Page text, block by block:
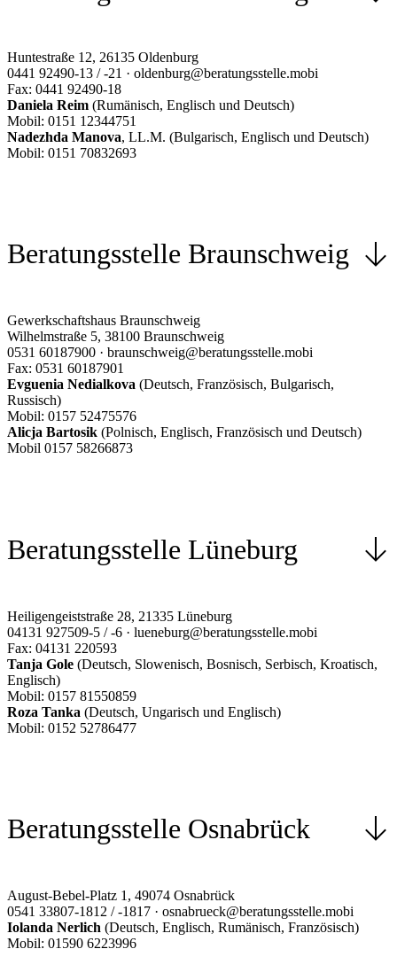
Huntestraße 12, 26135 Oldenburg
0441 92490-13 / -21 · oldenburg@beratungsstelle.mobi
Fax: 0441 92490-18
Daniela Reim (Rumänisch, Englisch und Deutsch)
Mobil: 0151 12344751
Nadezhda Manova, LL.M. (Bulgarisch, Englisch und Deutsch)
Mobil: 0151 70832693
Beratungsstelle Braunschweig
Gewerkschaftshaus Braunschweig
Wilhelmstraße 5, 38100 Braunschweig
0531 60187900 · braunschweig@beratungsstelle.mobi
Fax: 0531 60187901
Evguenia Nedialkova (Deutsch, Französisch, Bulgarisch,
Russisch)
Mobil: 0157 52475576
Alicja Bartosik (Polnisch, Englisch, Französisch und Deutsch)
Mobil 0157 58266873
Beratungsstelle Lüneburg
Heiligengeiststraße 28, 21335 Lüneburg
04131 927509-5 / -6 · lueneburg@beratungsstelle.mobi
Fax: 04131 220593
Tanja Gole (Deutsch, Slowenisch, Bosnisch, Serbisch, Kroatisch,
Englisch)
Mobil: 0157 81550859
Roza Tanka (Deutsch, Ungarisch und Englisch)
Mobil: 0152 52786477
Beratungsstelle Osnabrück
August-Bebel-Platz 1, 49074 Osnabrück
0541 33807-1812 / -1817 · osnabrueck@beratungsstelle.mobi
Iolanda Nerlich (Deutsch, Englisch, Rumänisch, Französisch)
Mobil: 01590 6223996